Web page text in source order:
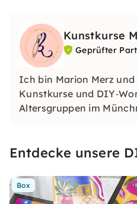
Kunstkurse
Geprüfter
Ich bin Marion Merz
Kunstkurse und
Altersgruppen im
inklusive.
Entdecke unsere
Box